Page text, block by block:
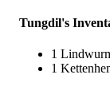
Tungdil's
1
1